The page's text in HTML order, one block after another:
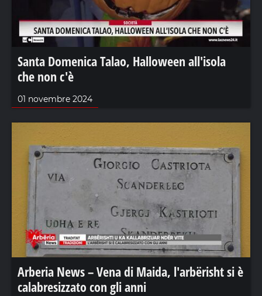
Santa Domenica Talao, Halloween all'isola
che non c'è
01 novembre 2024
Arberia News – Vena di Maida, l'arbërisht si è
calabresizzato con gli anni